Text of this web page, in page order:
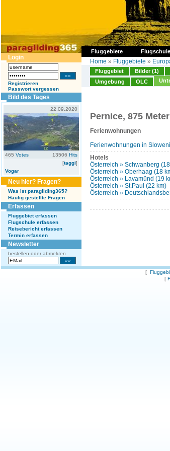
Fluggebiete
Login
Registrieren
Passwort vergessen
Bild des Tages
22.09.2020
465 Votes 13506 Hits
[taggi]
Vogar
Neu hier? Fragen?
Was ist paragliding365?
Häufig gestellte Fragen
Erfassen
Fluggebiet erfassen
Flugschule erfassen
Reisebericht erfassen
Termin erfassen
Newsletter
bestellen oder abmelden
Home » Fluggebiete »
Fluggebiet Bilder (1)
Umgebung
OLC
Pernice, 875 Meter
Ferienwohnungen
Ferienwohnungen in
Hotels
Österreich » Schwanberg
Österreich » Oberhaag (18
Österreich » Lavamünd (19
Österreich » St.Paul (22 km)
Österreich »
[
[